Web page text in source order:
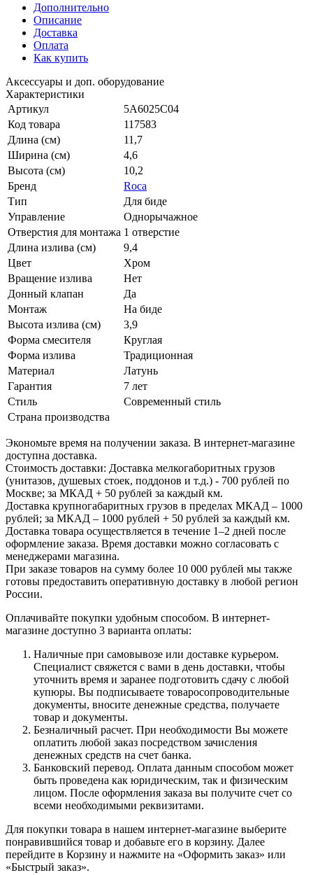
Дополнительно
Описание
Доставка
Оплата
Как купить
Аксессуары и доп. оборудование
Характеристики
Артикул
5A6025C04
Код товара
117583
Длина (см)
11,7
Ширина (см)
4,6
Высота (см)
10,2
Бренд
Roca
Тип
Для биде
Управление
Однорычажное
Отверстия для монтажа 1 отверстие
Длина излива (см)
9,4
Цвет
Хром
Вращение излива
Нет
Донный клапан
Да
Монтаж
На биде
Высота излива (см)
3,9
Форма смесителя
Круглая
Форма излива
Традиционная
Материал
Латунь
Гарантия
7 лет
Стиль
Современный стиль
Страна производства
Экономьте время на получении заказа. В интернет-магазине
доступна доставка.
Стоимость доставки: Доставка мелкогаборитных грузов
(унитазов, душевых стоек, поддонов и т.д.) - 700 рублей по
Москве; за МКАД + 50 рублей за каждый км.
Доставка крупногабаритных грузов в пределах МКАД – 1000
рублей; за МКАД – 1000 рублей + 50 рублей за каждый км.
Доставка товара осуществляется в течение 1–2 дней после
оформление заказа. Время доставки можно согласовать с
менеджерами магазина.
При заказе товаров на сумму более 10 000 рублей мы также
готовы предоставить оперативную доставку в любой регион
России.
Оплачивайте покупки удобным способом. В интернет-
магазине доступно 3 варианта оплаты:
Наличные при самовывозе или доставке курьером.
Специалист свяжется с вами в день доставки, чтобы
уточнить время и заранее подготовить сдачу с любой
купюры. Вы подписываете товаросопроводительные
документы, вносите денежные средства, получаете
товар и документы.
Безналичный расчет. При необходимости Вы можете
оплатить любой заказ посредством зачисления
денежных средств на счет банка.
Банковский перевод. Оплата данным способом может
быть проведена как юридическим, так и физическим
лицом. После оформления заказа вы получите счет со
всеми необходимыми реквизитами.
Для покупки товара в нашем интернет-магазине выберите
понравившийся товар и добавьте его в корзину. Далее
перейдите в Корзину и нажмите на «Оформить заказ» или
«Быстрый заказ».